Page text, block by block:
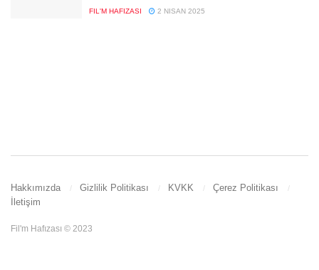
FIL'M HAFIZASI 2 NISAN 2025
Hakkımızda Gizlilik Politikası KVKK
Çerez Politikası
İletişim
Fil'm Hafızası © 2023